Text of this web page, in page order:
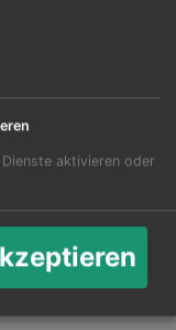
aktivieren oder